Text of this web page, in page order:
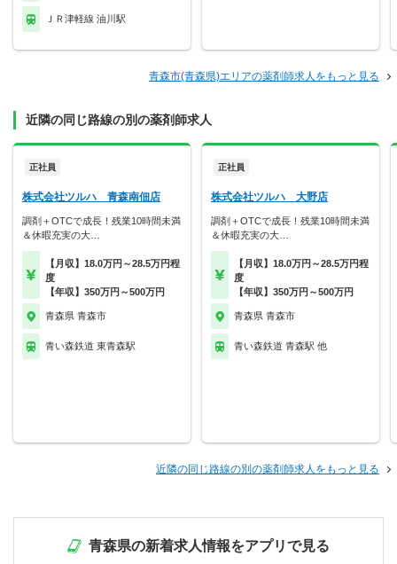
ＪＲ津軽線 油川駅
青森市(青森県)エリアの薬剤師求人をもっと見る
近隣の同じ路線の別の薬剤師求人
正社員
株式会社ツルハ 青森南佃店
調剤＋OTCで成長！残業10時間未満
＆休暇充実の大…
【月収】18.0万円～28.5万円程
度
【年収】350万円～500万円
青森県 青森市
青い森鉄道 東青森駅
正社員
株式会社ツルハ 大野店
調剤＋OTCで成長！残業10時間未満
＆休暇充実の大…
【月収】18.0万円～28.5万円程
度
【年収】350万円～500万円
青森県 青森市
青い森鉄道 青森駅 他
近隣の同じ路線の別の薬剤師求人をもっと見る
青森県の新着求人情報をアプリで見る